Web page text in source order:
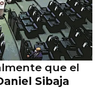
que el
Sibaja